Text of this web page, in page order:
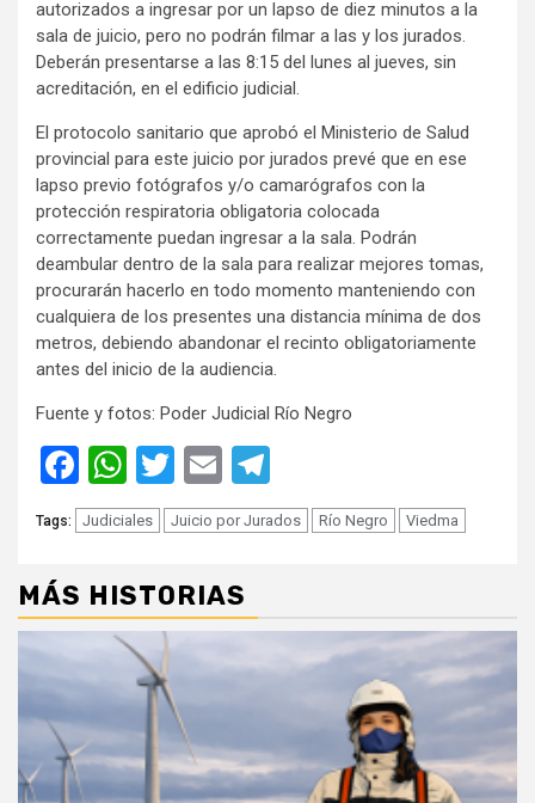
autorizados a ingresar por un lapso de diez minutos a la
sala de juicio, pero no podrán filmar a las y los jurados.
Deberán presentarse a las 8:15 del lunes al jueves, sin
acreditación, en el edificio judicial.
El protocolo sanitario que aprobó el Ministerio de Salud
provincial para este juicio por jurados prevé que en ese
lapso previo fotógrafos y/o camarógrafos con la
protección respiratoria obligatoria colocada
correctamente puedan ingresar a la sala. Podrán
deambular dentro de la sala para realizar mejores tomas,
procurarán hacerlo en todo momento manteniendo con
cualquiera de los presentes una distancia mínima de dos
metros, debiendo abandonar el recinto obligatoriamente
antes del inicio de la audiencia.
Fuente y fotos: Poder Judicial Río Negro
Facebook
WhatsApp
Twitter
Email
Tags: Judiciales Juicio por Jurados Río Negro Viedma
MÁS HISTORIAS